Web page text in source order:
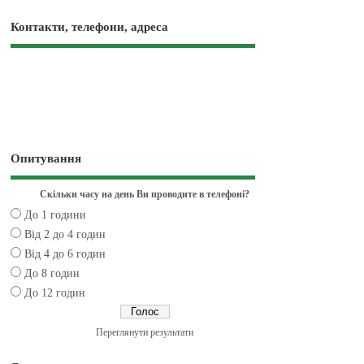
Контакти, телефони, адреса
Опитування
Скільки часу на день Ви проводите в телефоні?
До 1 години
Від 2 до 4 годин
Від 4 до 6 годин
До 8 годин
До 12 годин
Переглянути результати